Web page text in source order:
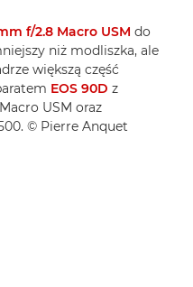
f/2.8 Macro USM do
niż modliszka, ale
większą część
EOS 90D z
USM oraz
© Pierre Anquet